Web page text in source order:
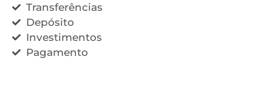
Transferências
Depósito
Investimentos
Pagamento